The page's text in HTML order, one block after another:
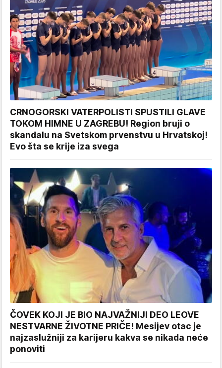
CRNOGORSKI VATERPOLISTI SPUSTILI GLAVE
TOKOM HIMNE U ZAGREBU! Region bruji o
skandalu na Svetskom prvenstvu u Hrvatskoj!
Evo šta se krije iza svega
ČOVEK KOJI JE BIO NAJVAŽNIJI DEO LEOVE
NESTVARNE ŽIVOTNE PRIČE! Mesijev otac je
najzaslužniji za karijeru kakva se nikada neće
ponoviti